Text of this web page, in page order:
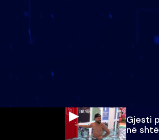
Gjesti
në